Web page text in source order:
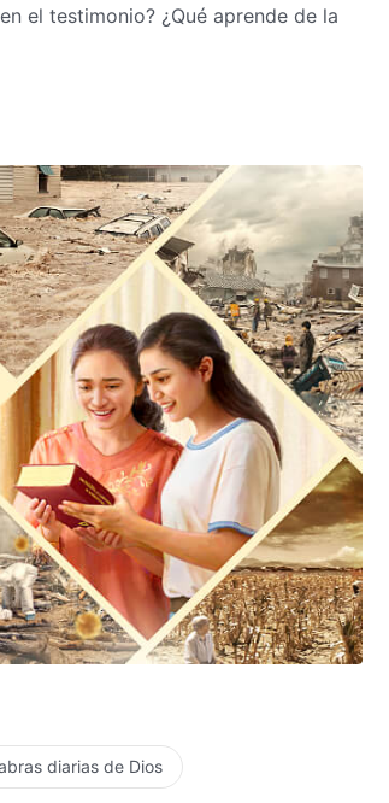
el testimonio? ¿Qué aprende de la
diarias de Dios